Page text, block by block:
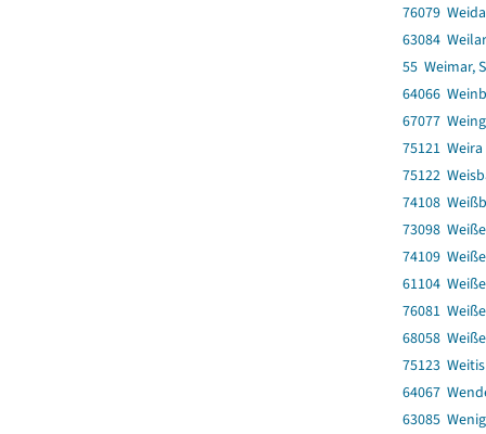
76079
63084 Weilar
55 Weimar,
64066
67077
75121 Weira
75122
74108
73098
74109
61104
76081
68058
75123
64067
63085